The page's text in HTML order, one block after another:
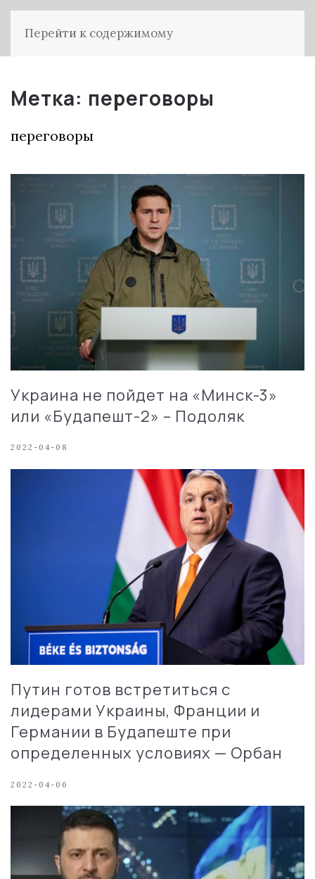
Перейти к содержимому
Метка: переговоры
переговоры
Украина не пойдет на «Минск-3»
или «Будапешт-2» – Подоляк
2022-04-08
Путин готов встретиться с
лидерами Украины, Франции и
Германии в Будапеште при
определенных условиях — Орбан
2022-04-06